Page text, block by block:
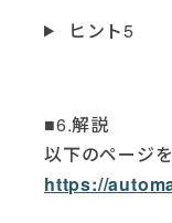
ヒント5
■6.解説
以下のページ
https://